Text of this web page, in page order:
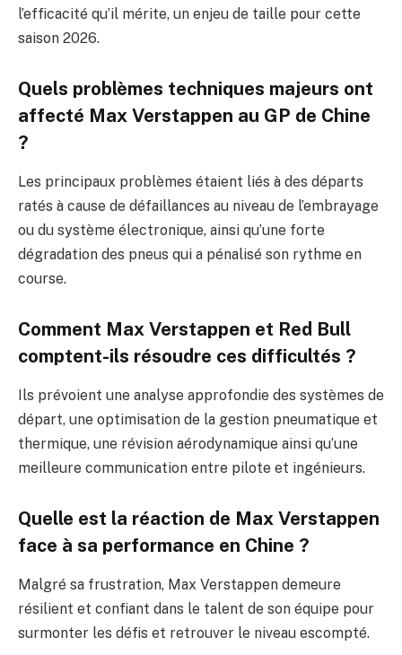
l’efficacité qu’il mérite, un enjeu de taille pour cette
saison 2026.
Quels problèmes techniques majeurs ont
affecté Max Verstappen au GP de Chine
?
Les principaux problèmes étaient liés à des départs
ratés à cause de défaillances au niveau de l’embrayage
ou du système électronique, ainsi qu’une forte
dégradation des pneus qui a pénalisé son rythme en
course.
Comment Max Verstappen et Red Bull
comptent-ils résoudre ces difficultés ?
Ils prévoient une analyse approfondie des systèmes de
départ, une optimisation de la gestion pneumatique et
thermique, une révision aérodynamique ainsi qu’une
meilleure communication entre pilote et ingénieurs.
Quelle est la réaction de Max Verstappen
face à sa performance en Chine ?
Malgré sa frustration, Max Verstappen demeure
résilient et confiant dans le talent de son équipe pour
surmonter les défis et retrouver le niveau escompté.